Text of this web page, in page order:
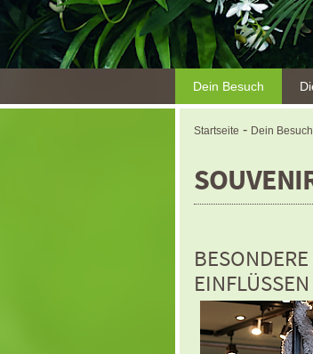
Dein Besuch
Startseite - Dein Besuch
EINFLÜSSEN